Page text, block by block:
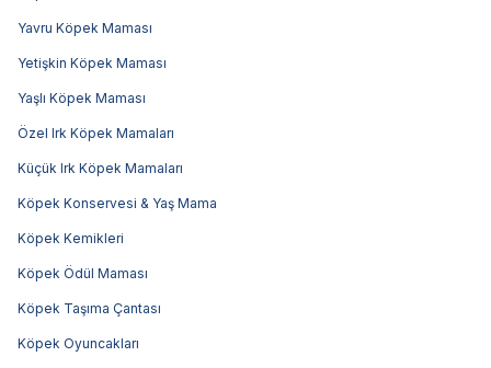
Yavru Köpek Maması
Yetişkin Köpek Maması
Yaşlı Köpek Maması
Özel Irk Köpek Mamaları
Küçük Irk Köpek Mamaları
Köpek Konservesi & Yaş Mama
Köpek Kemikleri
Köpek Ödül Maması
Köpek Taşıma Çantası
Köpek Oyuncakları